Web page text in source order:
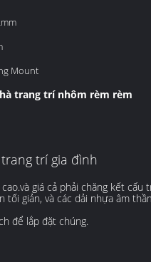
Mount
trang trí nhôm rèm rèm
trí gia đình
giá cả phải chăng kết cấu
giản, và các dải nhựa âm
để lắp đặt chúng.